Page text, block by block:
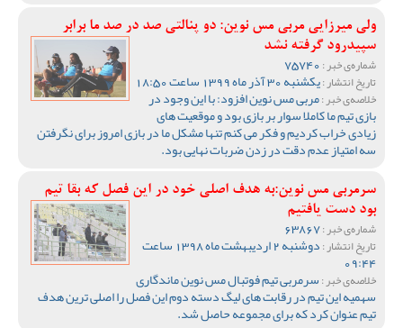
ولی میرزایی مربی مس نوین: دو پنالتی صد در صد ما برابر
سپیدرود گرفته نشد
شماره‌ی خبر :
تاریخ انتشار :یکشنبه 30 آذر ماه 1399 ساعت 18:50
خلاصه‌ی خبر :مربی مس نوین افزود: با این وجود در
بازی تیم ما کاملا سوار بر بازی بود و موقعیت های
زیادی خراب کردیم و فکر می کنم تنها مشکل ما در بازی امروز برای نگرفتن
سه امتیاز عدم دقت در زدن ضربات نهایی بود.
سرمربی مس نوین:به هدف اصلی خود در این فصل که بقا تیم
بود دست یافتیم
شماره‌ی خبر :
تاریخ انتشار : دوشنبه 2 اردیبهشت ماه 1398 ساعت
09:44
خلاصه‌ی خبر :سرمربی تیم فوتبال مس نوین ماندگاری
سهمیه این تیم در رقابت های لیگ دسته دوم این فصل را اصلی ترین هدف
تیم عنوان کرد که برای مجموعه حاصل شد.